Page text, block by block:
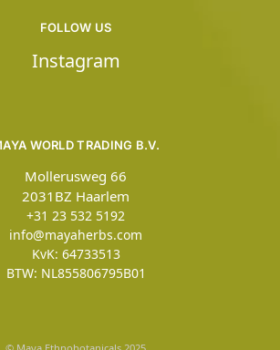
WORLD TRADING B.V.
Mollerusweg 66
2031BZ Haarlem
+31 23 532 5192
info@mayaherbs.com
KvK: 64733513
BTW: NL855806795B01
FOLLOW US
Instagram
© Maya Ethnobotanicals 2025